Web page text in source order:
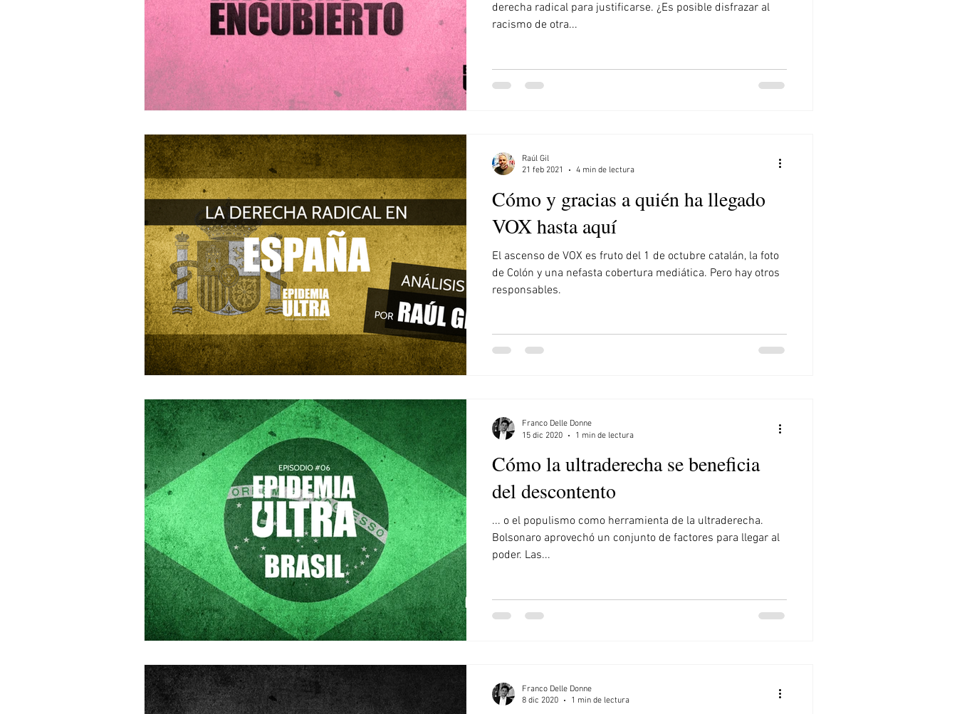
derecha radical para justificarse. ¿Es posible disfrazar al
racismo de otra...
Cómo y gracias a quién ha llegado
VOX hasta aquí
El ascenso de VOX es fruto del 1 de octubre catalán, la foto
de Colón y una nefasta cobertura mediática. Pero hay otros
responsables.
Raúl Gil
21 feb 2021
4 min de lectura
Cómo la ultraderecha se beneficia
del descontento
... o el populismo como herramienta de la ultraderecha.
Bolsonaro aprovechó un conjunto de factores para llegar al
poder. Las...
Franco Delle Donne
15 dic 2020
1 min de lectura
Franco Delle Donne
8 dic 2020
1 min de lectura